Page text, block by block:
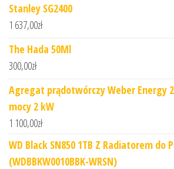
Stanley SG2400
1 637,00zł
The Hada 50Ml
300,00zł
Agregat prądotwórczy Weber Energy
mocy 2 kW
1 100,00zł
WD Black SN850 1TB Z Radiatorem do
(WDBBKW0010BBK-WRSN)